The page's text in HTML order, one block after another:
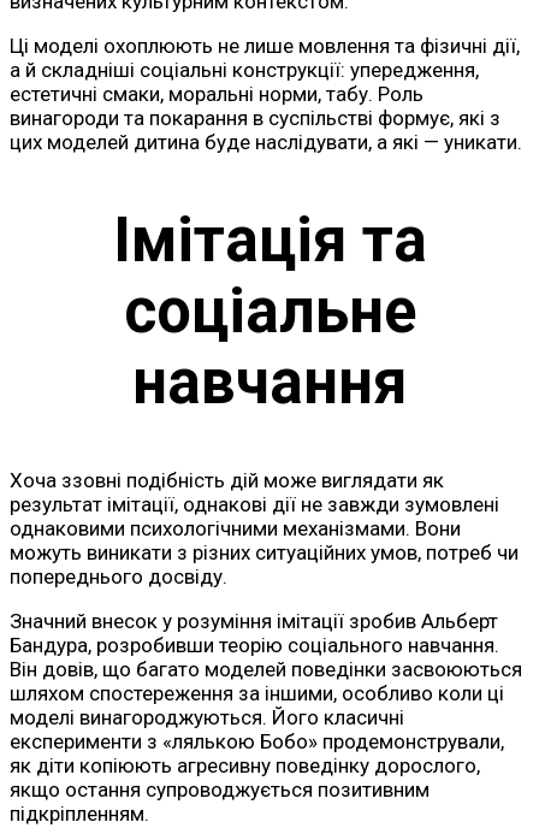
Ці моделі охоплюють не лише мовлення та фізичні дії,
а й складніші соціальні конструкції: упередження,
естетичні смаки, моральні норми, табу. Роль
винагороди та покарання в суспільстві формує, які з
цих моделей дитина буде наслідувати, а які — уникати.
Імітація та
соціальне
навчання
Хоча ззовні подібність дій може виглядати як
результат імітації, однакові дії не завжди зумовлені
однаковими психологічними механізмами. Вони
можуть виникати з різних ситуаційних умов, потреб чи
попереднього досвіду.
Значний внесок у розуміння імітації зробив Альберт
Бандура, розробивши теорію соціального навчання.
Він довів, що багато моделей поведінки засвоюються
шляхом спостереження за іншими, особливо коли ці
моделі винагороджуються. Його класичні
експерименти з «лялькою Бобо» продемонстрували,
як діти копіюють агресивну поведінку дорослого,
якщо остання супроводжується позитивним
підкріпленням.